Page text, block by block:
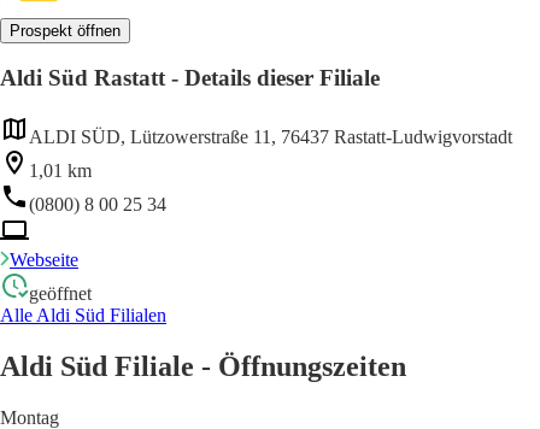
Prospekt öffnen
Aldi Süd Rastatt - Details dieser Filiale
ALDI SÜD, Lützowerstraße 11, 76437 Rastatt-Ludwigvorstadt
1,01 km
(0800) 8 00 25 34
Webseite
geöffnet
Alle Aldi Süd Filialen
Aldi Süd Filiale - Öffnungszeiten
Montag